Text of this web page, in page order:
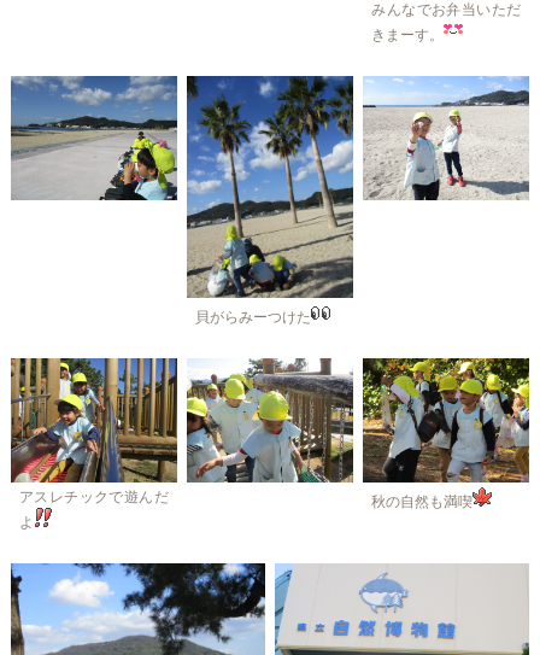
みんなでお弁当いただ
きまーす。
貝がらみーつけた
アスレチックで遊んだ
よ
秋の自然も満喫